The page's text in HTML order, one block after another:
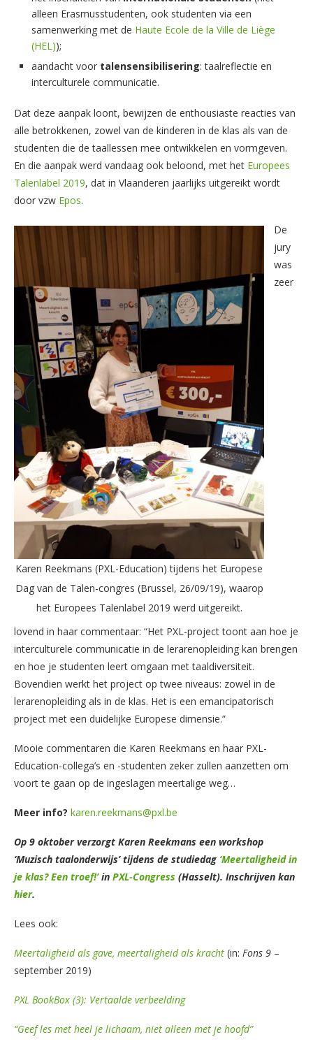
alleen Erasmusstudenten, ook studenten via een
samenwerking met de Haute Ecole de la Ville de Liège
(HEL));
aandacht voor talensensibilisering: taalreflectie en
interculturele communicatie.
Dat deze aanpak loont, bewijzen de enthousiaste reacties van
alle betrokkenen, zowel van de kinderen in de klas als van de
studenten die de taallessen mee ontwikkelen en vormgeven.
En die aanpak werd vandaag ook beloond, met het Europees
Talenlabel 2019, dat in Vlaanderen jaarlijks uitgereikt wordt
door vzw Epos.
Karen Reekmans (PXL-Education) tijdens het Europese
Dag van de Talen-congres (Brussel, 26/09/19), waarop
het Europees Talenlabel 2019 werd uitgereikt.
De
jury
was
zeer
lovend in haar commentaar: “Het PXL-project toont aan hoe je
interculturele communicatie in de lerarenopleiding kan brengen
en hoe je studenten leert omgaan met taaldiversiteit.
Bovendien werkt het project op twee niveaus: zowel in de
lerarenopleiding als in de klas. Het is een emancipatorisch
project met een duidelijke Europese dimensie.”
Mooie commentaren die Karen Reekmans en haar PXL-
Education-collega’s en -studenten zeker zullen aanzetten om
voort te gaan op de ingeslagen meertalige weg…
Meer info? karen.reekmans@pxl.be
Op 9 oktober verzorgt Karen Reekmans een workshop
‘Muzisch taalonderwijs’ tijdens de studiedag ‘Meertaligheid in
je klas? Een troef!’in PXL-Congress (Hasselt). Inschrijven kan
hier.
Lees ook:
Meertaligheid als gave, meertaligheid als kracht (in: Fons 9 –
september 2019)
PXL BookBox (3): Vertaalde verbeelding
“Geef les met heel je lichaam, niet alleen met je hoofd”